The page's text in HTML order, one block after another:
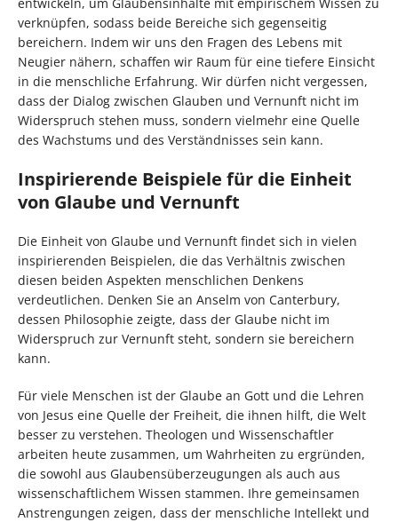
verknüpfen, sodass beide Bereiche sich gegenseitig
bereichern. Indem wir uns den Fragen des Lebens mit
Neugier nähern, schaffen wir Raum für eine tiefere Einsicht
in die menschliche Erfahrung. Wir dürfen nicht vergessen,
dass der Dialog zwischen Glauben und Vernunft nicht im
Widerspruch stehen muss, sondern vielmehr eine Quelle
des Wachstums und des Verständnisses sein kann.
Inspirierende Beispiele für die Einheit
von Glaube und Vernunft
Die Einheit von Glaube und Vernunft findet sich in vielen
inspirierenden Beispielen, die das Verhältnis zwischen
diesen beiden Aspekten menschlichen Denkens
verdeutlichen. Denken Sie an Anselm von Canterbury,
dessen Philosophie zeigte, dass der Glaube nicht im
Widerspruch zur Vernunft steht, sondern sie bereichern
kann.
Für viele Menschen ist der Glaube an Gott und die Lehren
von Jesus eine Quelle der Freiheit, die ihnen hilft, die Welt
besser zu verstehen. Theologen und Wissenschaftler
arbeiten heute zusammen, um Wahrheiten zu ergründen,
die sowohl aus Glaubensüberzeugungen als auch aus
wissenschaftlichem Wissen stammen. Ihre gemeinsamen
Anstrengungen zeigen, dass der menschliche Intellekt und